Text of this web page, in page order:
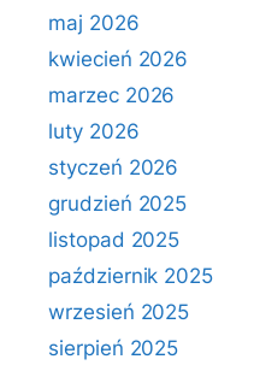
maj 2026
kwiecień 2026
marzec 2026
luty 2026
styczeń 2026
grudzień 2025
listopad 2025
październik 2025
wrzesień 2025
sierpień 2025